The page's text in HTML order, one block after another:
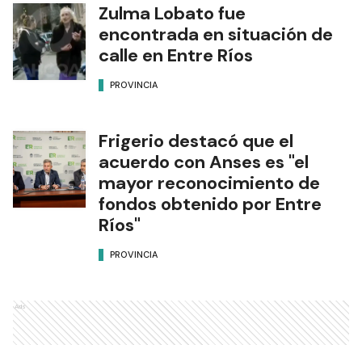
Zulma Lobato fue
encontrada en situación de
calle en Entre Ríos
PROVINCIA
Frigerio destacó que el
acuerdo con Anses es "el
mayor reconocimiento de
fondos obtenido por Entre
Ríos"
PROVINCIA
Ads